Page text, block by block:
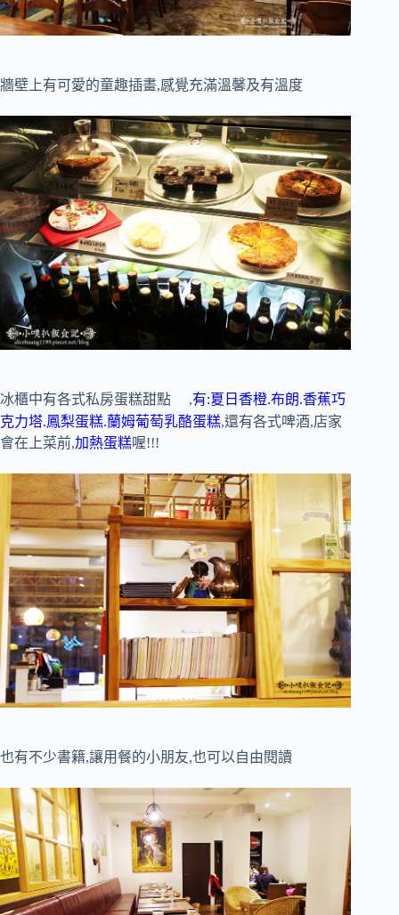
牆壁上有可愛的童趣插畫,感覺充滿溫馨及有溫度
冰櫃中有各式私房蛋糕甜點 ,有:夏日香橙.布朗.香蕉巧
克力塔.鳳梨蛋糕.蘭姆葡萄乳酪蛋糕,還有各式啤酒,店家
會在上菜前,加熱蛋糕喔!!!
也有不少書籍,讓用餐的小朋友,也可以自由閱讀